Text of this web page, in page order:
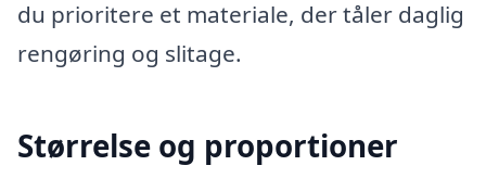
du prioritere et materiale, der tåler daglig
rengøring og slitage.
Størrelse og proportioner